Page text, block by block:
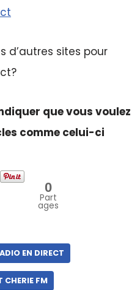
d’autres sites pour
que vous voulez
comme celui-ci
0
Part
ages
EN DIRECT
CHERIE FM